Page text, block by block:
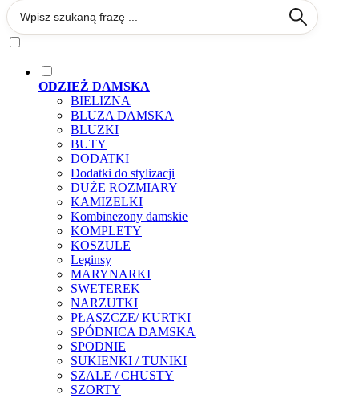
ODZIEŻ DAMSKA
BIELIZNA
BLUZA DAMSKA
BLUZKI
BUTY
DODATKI
Dodatki do stylizacji
DUŻE ROZMIARY
KAMIZELKI
Kombinezony damskie
KOMPLETY
KOSZULE
Leginsy
MARYNARKI
SWETEREK
NARZUTKI
PŁASZCZE/ KURTKI
SPÓDNICA DAMSKA
SPODNIE
SUKIENKI / TUNIKI
SZALE / CHUSTY
SZORTY